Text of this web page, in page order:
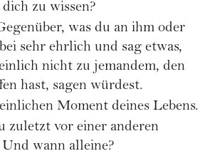
zu wissen?
was du an ihm oder
sehr ehrlich und sag etwas,
nicht zu jemandem, den
hast, sagen würdest.
Moment deines Lebens.
zuletzt vor einer anderen
wann alleine?